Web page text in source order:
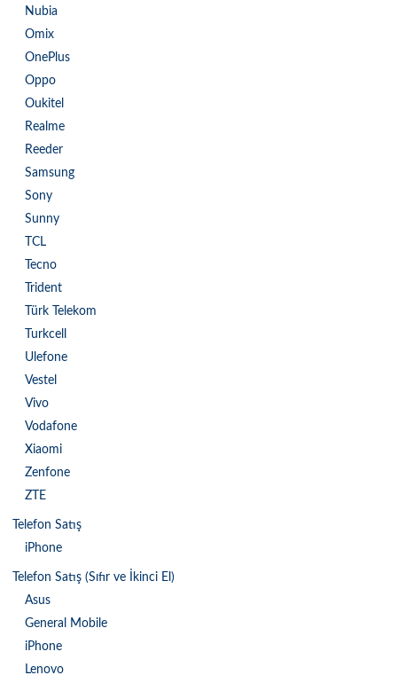
Nubia
Omix
OnePlus
Oppo
Oukitel
Realme
Reeder
Samsung
Sony
Sunny
TCL
Tecno
Trident
Türk Telekom
Turkcell
Ulefone
Vestel
Vivo
Vodafone
Xiaomi
Zenfone
ZTE
Telefon Satış
iPhone
Telefon Satış (Sıfır ve İkinci El)
Asus
General Mobile
iPhone
Lenovo